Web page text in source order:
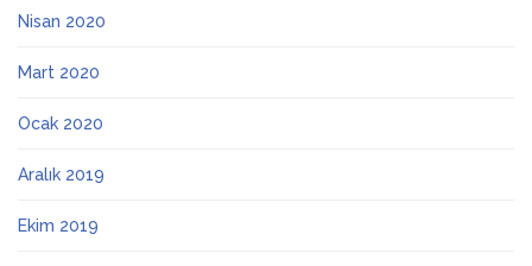
Nisan 2020
Mart 2020
Ocak 2020
Aralık 2019
Ekim 2019